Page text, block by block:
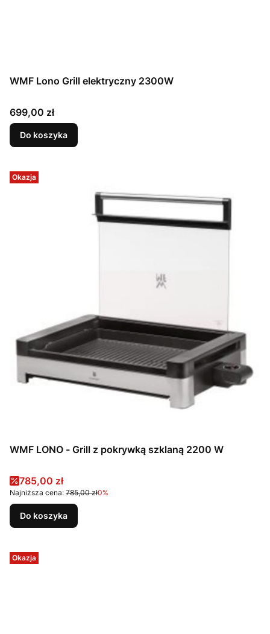
WMF Lono Grill elektryczny 2300W
Cena
699,00 zł
Do koszyka
Okazja
WMF LONO - Grill z pokrywką szklaną 2200 W
Cena promocyjna
785,00 zł
Najniższa cena: 785,00 zł0%
Do koszyka
Okazja